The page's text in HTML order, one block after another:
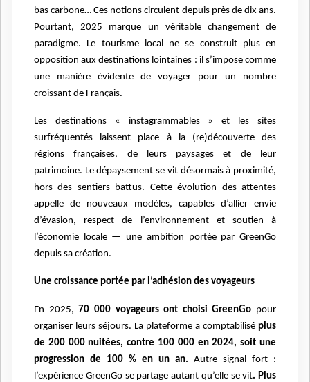
bas carbone… Ces notions circulent depuis près de dix ans.
Pourtant, 2025 marque un véritable changement de
paradigme. Le tourisme local ne se construit plus en
opposition aux destinations lointaines : il s’impose comme
une manière évidente de voyager pour un nombre
croissant de Français.
Les destinations « instagrammables » et les sites
surfréquentés laissent place à la (re)découverte des
régions françaises, de leurs paysages et de leur
patrimoine. Le dépaysement se vit désormais à proximité,
hors des sentiers battus. Cette évolution des attentes
appelle de nouveaux modèles, capables d’allier envie
d’évasion, respect de l’environnement et soutien à
l’économie locale — une ambition portée par GreenGo
depuis sa création.
Une croissance portée par l’adhésion des voyageurs
En 2025,70 000 voyageurs ont choisi GreenGo pour
organiser leurs séjours. La plateforme a comptabilisé plus
de 200 000 nuitées, contre 100 000 en 2024, soit une
progression de 100 % en un an. Autre signal fort :
l’expérience GreenGo se partage autant qu’elle se vit. Plus